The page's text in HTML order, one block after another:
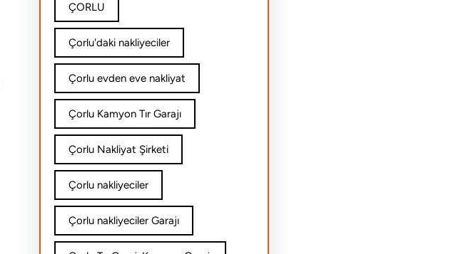
ÇORLU
Çorlu'daki nakliyeciler
Çorlu evden eve nakliyat
Çorlu Kamyon Tır Garajı
Çorlu Nakliyat Şirketi
Çorlu nakliyeciler
Çorlu nakliyeciler Garajı